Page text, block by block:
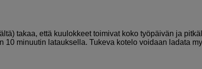
takaa, että kuulokkeet toimivat koko työpäivän ja
minuutin latauksella. Tukeva kotelo voidaan ladata